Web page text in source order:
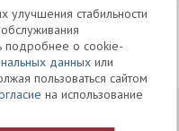
61
Max
стабильности
подробнее о cookie-
данных или
пользоваться сайтом
на использование